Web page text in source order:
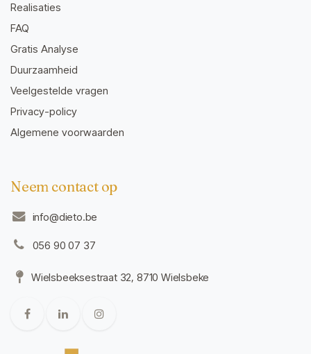
Realisaties
FAQ
Gratis Analyse
Duurzaamheid
Veelgestelde vragen
Privacy-policy
Algemene voorwaarden
Neem contact op
info@dieto.be
056 90 07 37
Wielsbeeksestraat 32, 8710 Wielsbeke